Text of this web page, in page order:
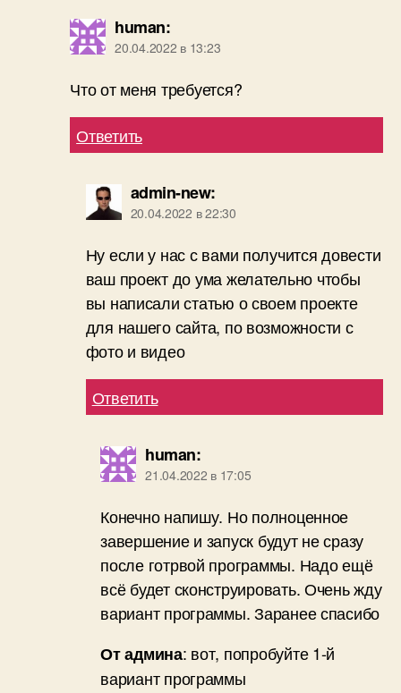
human:
20.04.2022 в 13:23
Что от меня требуется?
Ответить
admin-new:
20.04.2022 в 22:30
Ну если у нас с вами получится довести
ваш проект до ума желательно чтобы
вы написали статью о своем проекте
для нашего сайта, по возможности с
фото и видео
Ответить
human:
21.04.2022 в 17:05
Конечно напишу. Но полноценное
завершение и запуск будут не сразу
после готрвой программы. Надо ещё
всё будет сконструировать. Очень жду
вариант программы. Заранее спасибо
От админа: вот, попробуйте 1-й
вариант программы